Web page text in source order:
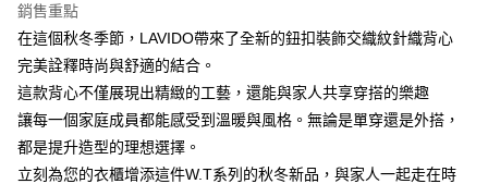
1.分期款項不併入電信帳單，「大哥付你分期」於每月結算日後寄送繳費提
醒簡訊。
2.透過簡訊連結打開帳單後，可選擇「超商條碼／台灣大直營門市／銀行轉
帳／街口支付／iPASS MONEY」等通路繳費。
【注意事項】
用戶於交易時，得透過本服務購買商品或服務，並由商店將買賣／分期付款
買賣價金債權讓與本公司後，依約使用本公司帳單繳交帳款。
7-11取貨付款
每筆NT$60，滿NT$1,500(含以上)免運費
每筆NT$60，滿NT$1,500(含以上)免運費
銷售重點
在這個秋冬季節，LAVIDO帶來了全新的鈕扣裝飾交織紋針織背心
完美詮釋時尚與舒適的結合。
這款背心不僅展現出精緻的工藝，還能與家人共享穿搭的樂趣
讓每一個家庭成員都能感受到溫暖與風格。無論是單穿還是外搭，
都是提升造型的理想選擇。
立刻為您的衣櫃增添這件W.T系列的秋冬新品，與家人一起走在時